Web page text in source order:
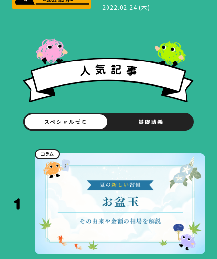
2022.02.24 (木)
スペシャルゼミ 基礎講義
コラム